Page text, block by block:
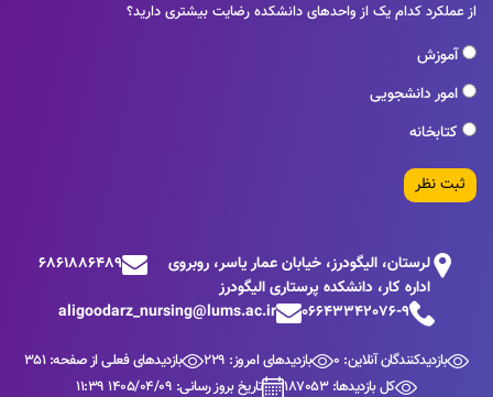
از عملکرد کدام یک از واحدهای دانشکده رضایت بیشتری دارید؟
آموزش
امور دانشجویی
کتابخانه
ثبت نظر
لرستان، الیگودرز، خیابان عمار یاسر، روبروی
اداره کار، دانشکده پرستاری الیگودرز
6861886489
06643342076-9
aligoodarz_nursing@lums.ac.ir
بازدیدکنندگان آنلاین: 0 بازدیدهای امروز: 229
بازدیدهای فعلی از صفحه: 351
کل بازدیدها: 187053
تاریخ بروز رسانی: 1405/04/09 11:39